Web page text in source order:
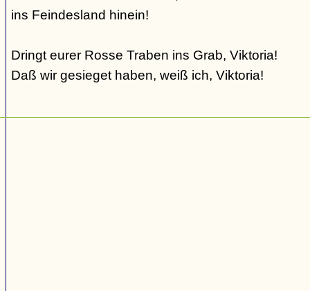
ins Feindesland hinein!
Dringt eurer Rosse Traben ins Grab, Viktoria!
Daß wir gesieget haben, weiß ich, Viktoria!